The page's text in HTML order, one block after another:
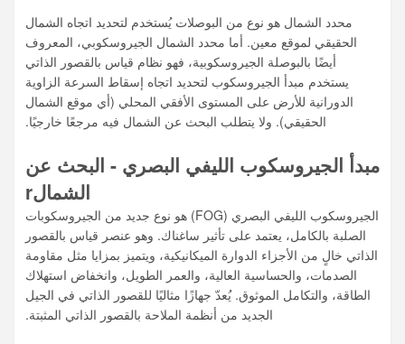
محدد الشمال هو نوع من البوصلات يُستخدم لتحديد اتجاه الشمال
الحقيقي لموقع معين. أما محدد الشمال الجيروسكوبي، المعروف
أيضًا بالبوصلة الجيروسكوبية، فهو نظام قياس بالقصور الذاتي
يستخدم مبدأ الجيروسكوب لتحديد اتجاه إسقاط السرعة الزاوية
الدورانية للأرض على المستوى الأفقي المحلي (أي موقع الشمال
الحقيقي). ولا يتطلب البحث عن الشمال فيه مرجعًا خارجيًا.
مبدأ الجيروسكوب الليفي البصري - البحث عن
الشمالr
الجيروسكوب الليفي البصري (FOG) هو نوع جديد من الجيروسكوبات
الصلبة بالكامل، يعتمد على تأثير ساغناك. وهو عنصر قياس بالقصور
الذاتي خالٍ من الأجزاء الدوارة الميكانيكية، ويتميز بمزايا مثل مقاومة
الصدمات، والحساسية العالية، والعمر الطويل، وانخفاض استهلاك
الطاقة، والتكامل الموثوق. يُعدّ جهازًا مثاليًا للقصور الذاتي في الجيل
الجديد من أنظمة الملاحة بالقصور الذاتي المثبتة.